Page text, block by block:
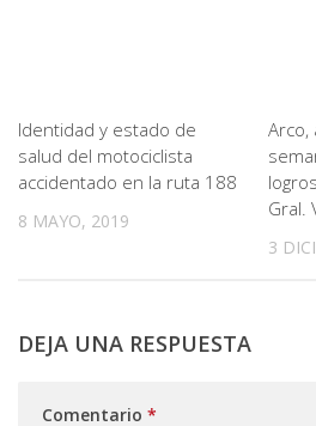
Identidad y estado de
salud del motociclista
accidentado en la ruta 188
8 MAYO, 2019
Arco,
Gral.
3
DEJA UNA RESPUESTA
Comentario *